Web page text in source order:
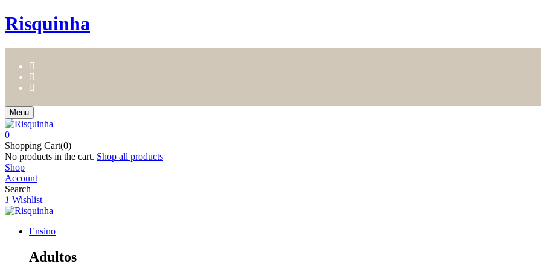
Risquinha
Menu
0
Shopping Cart(0)
No products in the cart. Shop all products
Shop
Account
Search
1 Wishlist
Ensino
Adultos